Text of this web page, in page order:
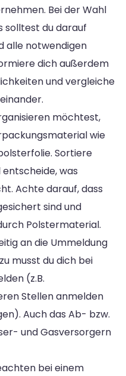
Bei der Wahl
solltest du darauf
alle notwendigen
dich außerdem
und vergleiche
möchtest,
wie
Sortiere
was
Achte darauf, dass
sind und
Polstermaterial.
an die Ummeldung
musst du dich bei
(z.B.
Stellen anmelden
Auch das Ab- bzw.
und Gasversorgern
bei einem